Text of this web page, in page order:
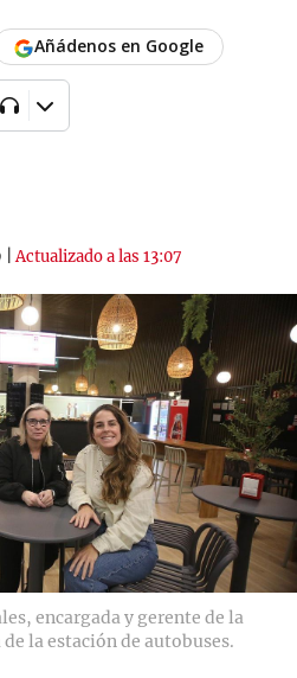
|Actualizado a las 13:07
Añádenos en Google
encargada y gerente de la
la estación de autobuses.